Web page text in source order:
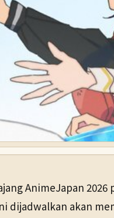
AnimeJapan
dijadwalkan akan